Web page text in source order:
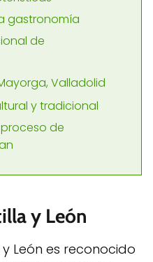
gastronomía
de
Valladolid
y tradicional
de
y León
León es reconocido